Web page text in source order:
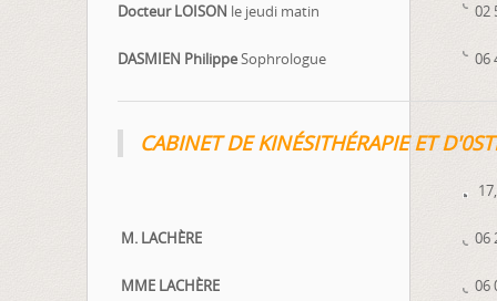
Docteur LOISON le jeudi matin 02
DASMIEN PhilippeSophrologue 06
CABINET DE KINÉSITHÉRAPIE ET
M. LACHÈRE 06
MME LACHÈRE 06